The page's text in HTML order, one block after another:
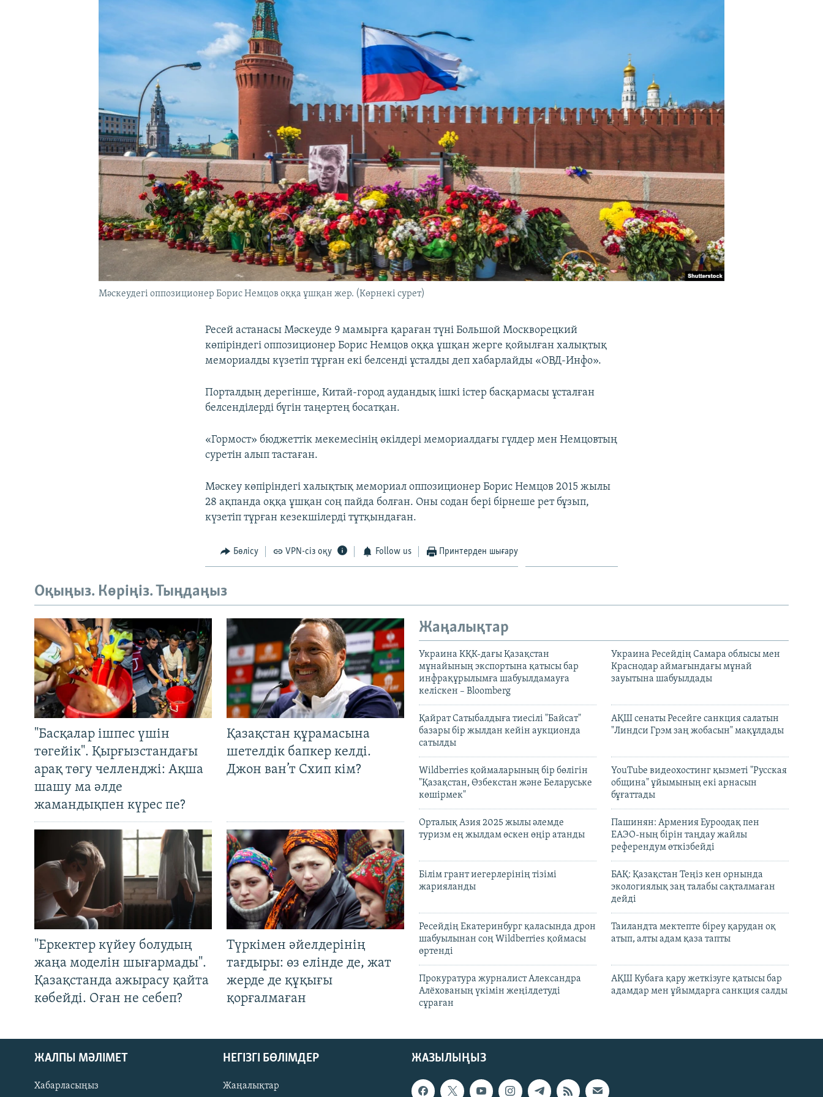
Мәскеудегі оппозиционер Борис Немцов оққа ұшқан жер. (Көрнекі сурет)
Ресей астанасы Мәскеуде 9 мамырға қараған түні Большой Москворецкий
көпіріндегі оппозиционер Борис Немцов оққа ұшқан жерге қойылған халықтық
мемориалды күзетіп тұрған екі белсенді ұсталды деп хабарлайды «ОВД-Инфо».
Порталдың дерегінше, Китай-город аудандық ішкі істер басқармасы ұсталған
белсенділерді бүгін таңертең босатқан.
«Гормост» бюджеттік мекемесінің өкілдері мемориалдағы гүлдер мен Немцовтың
суретін алып тастаған.
Мәскеу көпіріндегі халықтық мемориал оппозиционер Борис Немцов 2015 жылы
28 ақпанда оққа ұшқан соң пайда болған. Оны содан бері бірнеше рет бұзып,
күзетіп тұрған кезекшілерді тұтқындаған.
Бөлісу VPN-сіз оқу Follow us Принтерден шығару
Оқыңыз. Көріңіз. Тыңдаңыз
"Басқалар ішпес үшін
төгейік". Қырғызстандағы
арақ төгу челленджі: Ақша
шашу ма әлде
жамандықпен күрес пе?
Қазақстан құрамасына
шетелдік бапкер келді.
Джон ван’т Схип кім?
"Еркектер күйеу болудың
жаңа моделін шығармады".
Қазақстанда ажырасу қайта
көбейді. Оған не себеп?
Түркімен әйелдерінің
тағдыры: өз елінде де, жат
жерде де құқығы
қорғалмаған
Жаңалықтар
Украина КҚК-дағы Қазақстан
мұнайының экспортына қатысы бар
инфрақұрылымға шабуылдамауға
келіскен – Bloomberg
Украина Ресейдің Самара облысы мен
Краснодар аймағындағы мұнай
зауытына шабуылдады
Қайрат Сатыбалдыға тиесілі "Байсат"
базары бір жылдан кейін аукционда
сатылды
АҚШ сенаты Ресейге санкция салатын
"Линдси Грэм заң жобасын" мақұлдады
Wildberries қоймаларының бір бөлігін
"Қазақстан, Өзбекстан және Беларуське
көшірмек"
YouTube видеохостинг қызметі "Русская
община" ұйымының екі арнасын
бұғаттады
Орталық Азия 2025 жылы әлемде
туризм ең жылдам өскен өңір атанды
Пашинян: Армения Еуроодақ пен
ЕАЭО-ның бірін таңдау жайлы
референдум өткізбейді
Білім грант иегерлерінің тізімі
жарияланды
БАҚ: Қазақстан Теңіз кен орнында
экологиялық заң талабы сақталмаған
дейді
Ресейдің Екатеринбург қаласында дрон
шабуылынан соң Wildberries қоймасы
өртенді
Таиландта мектепте біреу қарудан оқ
атып, алты адам қаза тапты
Прокуратура журналист Александра
Алёхованың үкімін жеңілдетуді
сұраған
АҚШ Кубаға қару жеткізуге қатысы бар
адамдар мен ұйымдарға санкция салды
ЖАЗЫЛЫҢЫЗ
ЖАЛПЫ МӘЛІМЕТ
Хабарласыңыз
НЕГІЗГІ БӨЛІМДЕР
Жаңалықтар